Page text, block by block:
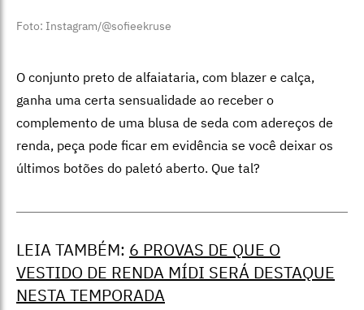
Foto: Instagram/@sofieekruse
O conjunto preto de alfaiataria, com blazer e calça,
ganha uma certa sensualidade ao receber o
complemento de uma blusa de seda com adereços de
renda, peça pode ficar em evidência se você deixar os
últimos botões do paletó aberto. Que tal?
LEIA TAMBÉM: 6 PROVAS DE QUE O
VESTIDO DE RENDA MÍDI SERÁ DESTAQUE
NESTA TEMPORADA